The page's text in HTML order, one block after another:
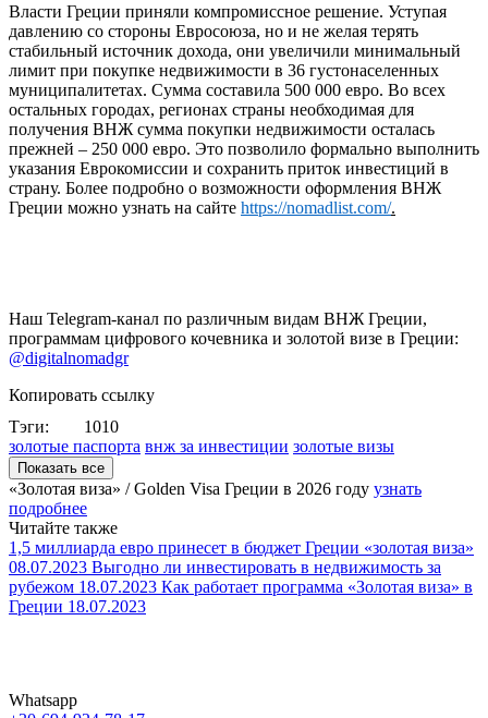
Власти Греции приняли компромиссное решение. Уступая
давлению со стороны Евросоюза, но и не желая терять
стабильный источник дохода, они увеличили минимальный
лимит при покупке недвижимости в 36 густонаселенных
муниципалитетах. Сумма составила 500 000 евро. Во всех
остальных городах, регионах страны необходимая для
получения ВНЖ сумма покупки недвижимости осталась
прежней – 250 000 евро. Это позволило формально выполнить
указания Еврокомиссии и сохранить приток инвестиций в
страну. Более подробно о возможности оформления ВНЖ
Греции можно узнать на сайте https://nomadlist.com/.
Наш Telegram-канал по различным видам ВНЖ Греции,
программам цифрового кочевника и золотой визе в Греции:
@digitalnomadgr
Копировать ссылку
Тэги:
1010
золотые паспорта внж за инвестиции золотые визы
Показать все
«Золотая виза» / Golden Visa Греции в 2026 году узнать
подробнее
Читайте также
1,5 миллиарда евро принесет в бюджет Греции «золотая виза»
08.07.2023 Выгодно ли инвестировать в недвижимость за
рубежом 18.07.2023 Как работает программа «Золотая виза» в
Греции 18.07.2023
Whatsapp